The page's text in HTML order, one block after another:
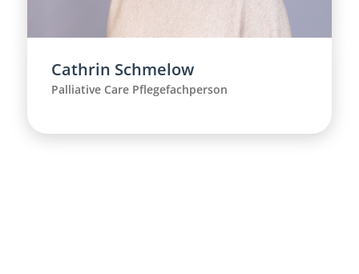
Cathrin Schmelow
Palliative Care Pflegefachperson